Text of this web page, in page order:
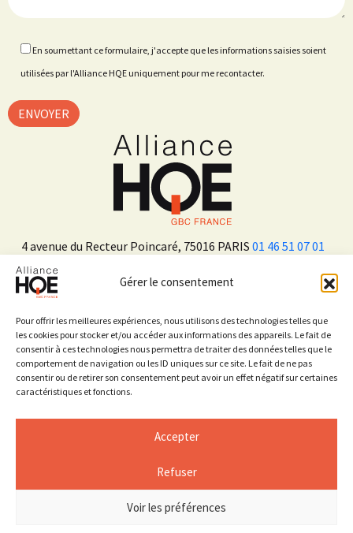
Gérer le consentement
Pour offrir les meilleures expériences, nous utilisons des technologies telles que
les cookies pour stocker et/ou accéder aux informations des appareils. Le fait de
consentir à ces technologies nous permettra de traiter des données telles que le
comportement de navigation ou les ID uniques sur ce site. Le fait de ne pas
consentir ou de retirer son consentement peut avoir un effet négatif sur certaines
caractéristiques et fonctions.
Accepter
Refuser
Voir les préférences
4 avenue du Recteur Poincaré, 75016 PARIS 01 46 51 07 01
Sur les réseaux sociaux
En soumettant ce formulaire, j'accepte que les informations saisies soient
utilisées par l'Alliance HQE uniquement pour me recontacter.
Mentions légales
Espace Presse